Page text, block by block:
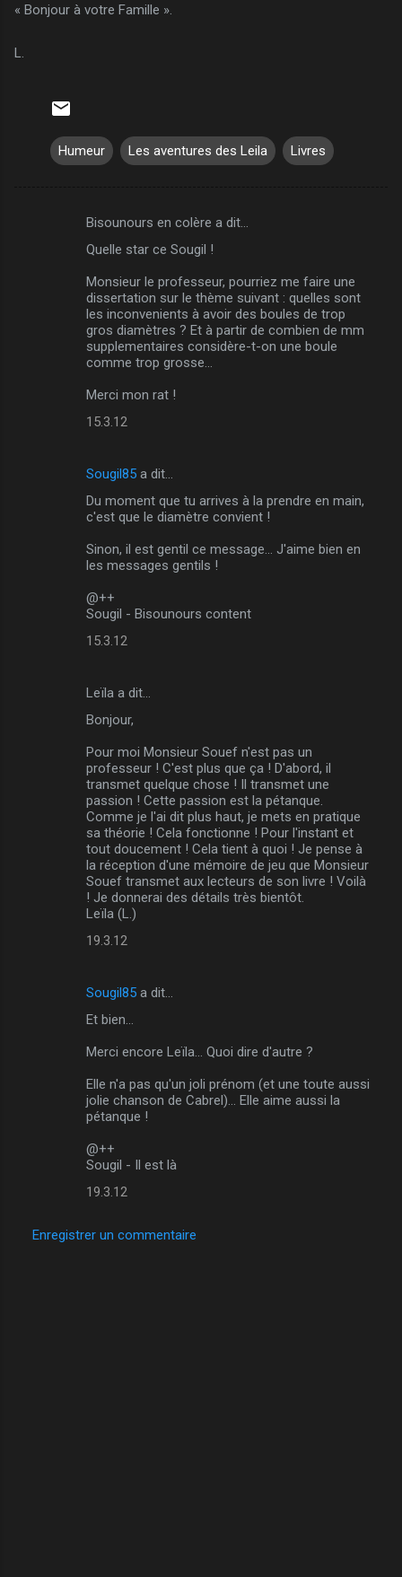
« Bonjour à votre Famille ».
L.
Humeur Les aventures des Leila Livres
Bisounours en colère a dit…
Quelle star ce Sougil !
Monsieur le professeur, pourriez me faire une
dissertation sur le thème suivant : quelles sont
les inconvenients à avoir des boules de trop
gros diamètres ? Et à partir de combien de mm
supplementaires considère-t-on une boule
comme trop grosse...
Merci mon rat !
15.3.12
Sougil85 a dit…
Du moment que tu arrives à la prendre en main,
c'est que le diamètre convient !
Sinon, il est gentil ce message... J'aime bien en
les messages gentils !
@++
Sougil - Bisounours content
15.3.12
Leïla a dit…
Bonjour,
Pour moi Monsieur Souef n'est pas un
professeur ! C'est plus que ça ! D'abord, il
transmet quelque chose ! Il transmet une
passion ! Cette passion est la pétanque.
Comme je l'ai dit plus haut, je mets en pratique
sa théorie ! Cela fonctionne ! Pour l'instant et
tout doucement ! Cela tient à quoi ! Je pense à
la réception d'une mémoire de jeu que Monsieur
Souef transmet aux lecteurs de son livre ! Voilà
! Je donnerai des détails très bientôt.
Leïla (L.)
19.3.12
Sougil85 a dit…
Et bien...
Merci encore Leïla... Quoi dire d'autre ?
Elle n'a pas qu'un joli prénom (et une toute aussi
jolie chanson de Cabrel)... Elle aime aussi la
pétanque !
@++
Sougil - Il est là
19.3.12
Enregistrer un commentaire